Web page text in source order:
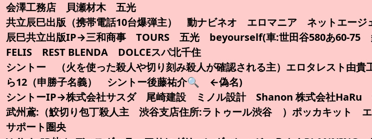
会澤工務店 貝瀬材木 五光
共立辰巳出版（携帯電話10台爆弾主） 動ナビネオ エロマニア ネットエージ
辰巳共立出版IP→三和商事 TOURS 五光 beyourself(車:世田谷580あ60-75
FELIS REST BLENDA DOLCEスパ北千住
シントー （火を使った殺人や切り刻み殺人が確認される主）エロタレスト由
ら12（申勝子名義） シントー後藤祐介🔍️ ←偽名)
シントーIP→株式会社サスダ 尾崎建設 ミノル設計 Shanon 株式会社HaRu
武州鳶:（鮫切り包丁殺人主 渋谷支店住所:ラトゥール渋谷 ）ポッカキッ
サポート圏央